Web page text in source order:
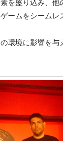
を盛り込み、
ームをシームレ
環境に影響を